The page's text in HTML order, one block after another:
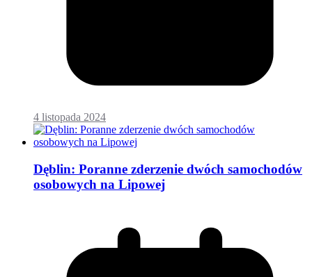
4 listopada 2024
Dęblin: Poranne zderzenie dwóch samochodów
osobowych na Lipowej